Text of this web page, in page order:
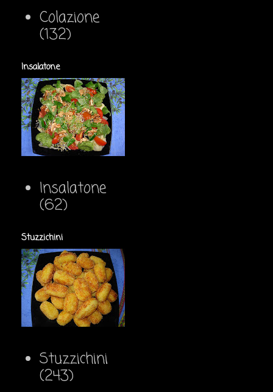
Colazione
(132)
Insalatone
Insalatone
(62)
Stuzzichini
Stuzzichini
(243)